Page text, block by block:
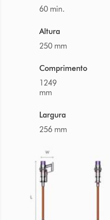
60 min.
Altura
250 mm
Comprimento
1249
mm
Largura
256 mm